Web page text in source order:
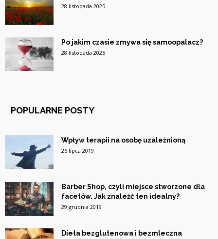
28 listopada 2025
Po jakim czasie zmywa się samoopalacz?
28 listopada 2025
POPULARNE POSTY
Wpływ terapii na osobę uzależnioną
26 lipca 2019
Barber Shop, czyli miejsce stworzone dla
facetów. Jak znaleźć ten idealny?
29 grudnia 2019
Dieta bezglutenowa i bezmleczna